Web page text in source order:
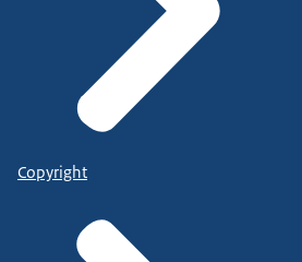
Copyright